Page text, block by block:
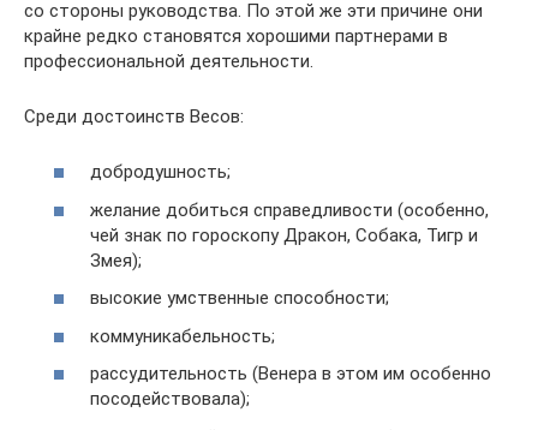
со стороны руководства. По этой же эти причине они
крайне редко становятся хорошими партнерами в
профессиональной деятельности.
Среди достоинств Весов:
добродушность;
желание добиться справедливости (особенно,
чей знак по гороскопу Дракон, Собака, Тигр и
Змея);
высокие умственные способности;
коммуникабельность;
рассудительность (Венера в этом им особенно
посодействовала);